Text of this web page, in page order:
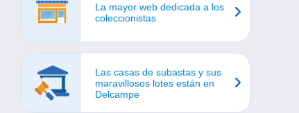
La mayor web dedicada a los
coleccionistas
Las casas de subastas y sus
maravillosos lotes están en
Delcampe